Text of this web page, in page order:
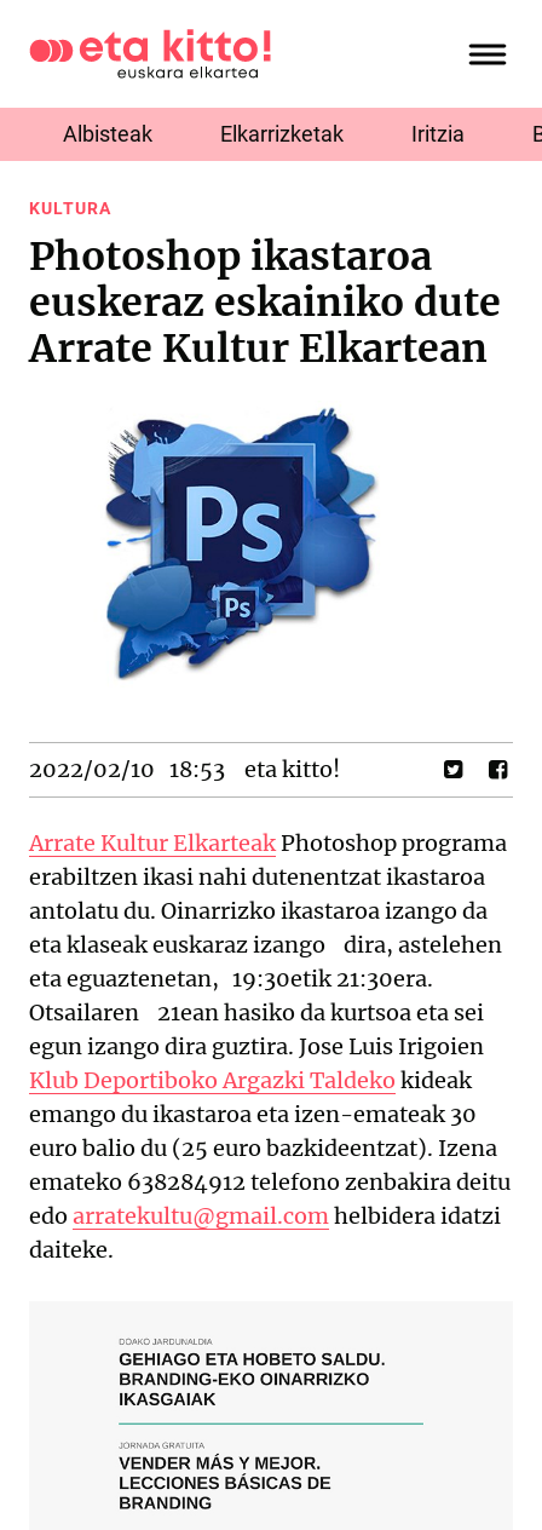
Albisteak Elkarrizketak Iritzia
KULTURA
Photoshop ikastaroa
euskeraz eskainiko dute
Arrate Kultur Elkartean
2022/02/10 18:53 eta kitto!
Arrate Kultur ElkarteakPhotoshop programa
erabiltzen ikasi nahi dutenentzat ikastaroa
antolatu du. Oinarrizko ikastaroa izango da
eta klaseak euskaraz izango dira, astelehen
eta eguaztenetan, 19:30etik 21:30era.
Otsailaren 21ean hasiko da kurtsoa eta sei
egun izango dira guztira. Jose Luis Irigoien
Klub Deportiboko Argazki Taldeko kideak
emango du ikastaroa eta izen-emateak 30
euro balio du (25 euro bazkideentzat). Izena
emateko 638284912 telefono zenbakira deitu
edo arratekultu@gmail.comhelbidera idatzi
daiteke.